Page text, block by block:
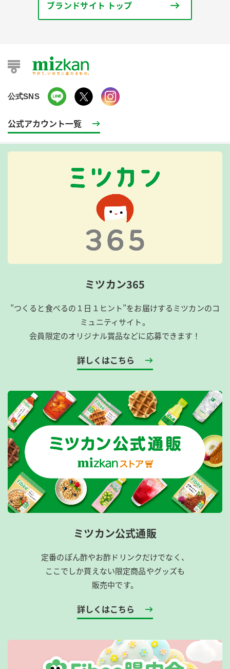
ブランドサイト トップ
公式SNS
公式アカウント一覧
ミツカン365
”つくると食べるの１日１ヒント”をお届けするミツカンのコ
ミュニティサイト。
会員限定のオリジナル賞品などに応募できます！
詳しくはこちら
ミツカン公式通販
定番のぽん酢やお酢ドリンクだけでなく、
ここでしか買えない限定商品やグッズも
販売中です。
詳しくはこちら